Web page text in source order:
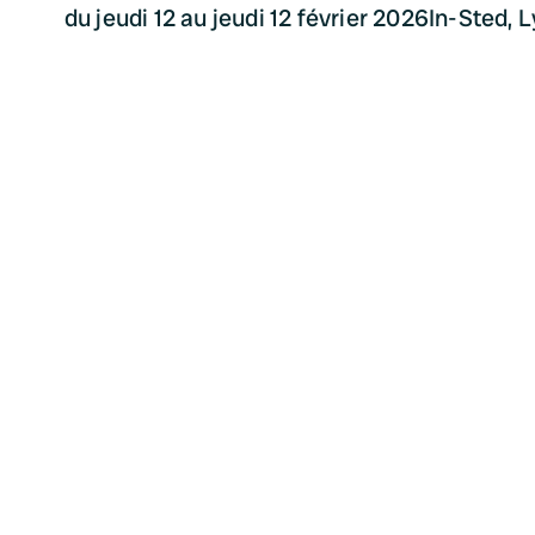
du jeudi 12 au jeudi 12 février 2026In-Sted,